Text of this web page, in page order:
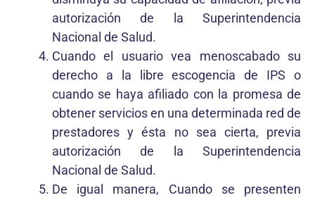
autorización de la Superintendencia
Nacional de Salud.
Cuando el usuario vea menoscabado su
derecho a la libre escogencia de IPS o
cuando se haya afiliado con la promesa de
obtener servicios en una determinada red de
prestadores y ésta no sea cierta, previa
autorización de la Superintendencia
Nacional de Salud.
De igual manera, Cuando se presenten